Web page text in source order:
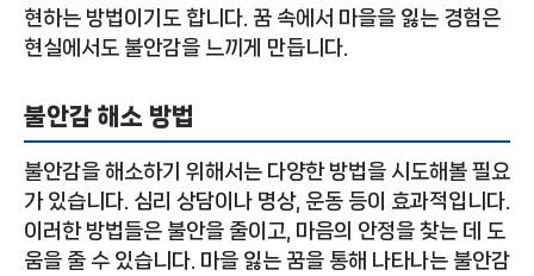
현하는 방법이기도 합니다. 꿈 속에서 마을을 잃는 경험은
현실에서도 불안감을 느끼게 만듭니다.
불안감 해소 방법
불안감을 해소하기 위해서는 다양한 방법을 시도해볼 필요
가 있습니다. 심리 상담이나 명상, 운동 등이 효과적입니다.
이러한 방법들은 불안을 줄이고, 마음의 안정을 찾는 데 도
움을 줄 수 있습니다. 마을 잃는 꿈을 통해 나타나는 불안감